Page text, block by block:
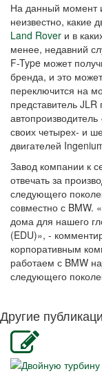
На данный момент
неизвестно, какие
Land Rover и в
менее, недавний
F-Type может
бренда, и это
переключится на
представитель
своих четырех- и
двигателей
Завод компании к
отвечать за
следующего
совместно с BMW.
дома для нашего
(EDU)», -
корпоративным
работаем с BMW
следующего
Другие